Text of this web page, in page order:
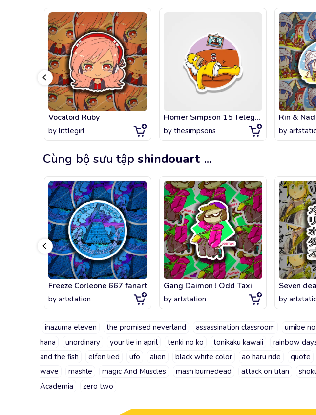
Vocaloid Ruby
by littlegirl
Homer Simpson 15 Telegram Sticker
by thesimpsons by
Cùng bộ sưu tập shindouart ...
Freeze Corleone 667 fanart
by artstation
Gang Daimon ! Odd Taxi
by artstation by
inazuma eleven the promised neverland assassination classroom umibe
hana
unordinary your lie in april tenki no ko tonikaku kawaii rainbow
and the fish
elfen lied ufo alien black white color ao haru ride quote
wave
mashle magic And Muscles mash burnedead attack on titan
Academia
zero two